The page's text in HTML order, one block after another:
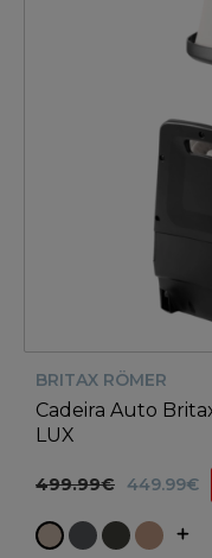
BRITAX RÖMER
Cadeira Auto
LUX
499.99€ 449.99€